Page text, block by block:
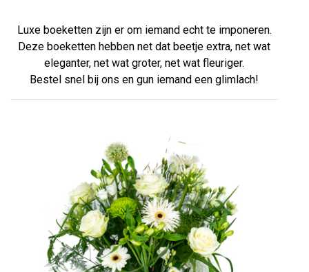
Luxe boeketten zijn er om iemand echt te imponeren.
Deze boeketten hebben net dat beetje extra, net wat
eleganter, net wat groter, net wat fleuriger.
Bestel snel bij ons en gun iemand een glimlach!